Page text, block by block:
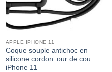
APPLE IPHONE 11
Coque souple antichoc en
silicone cordon tour de cou
iPhone 11